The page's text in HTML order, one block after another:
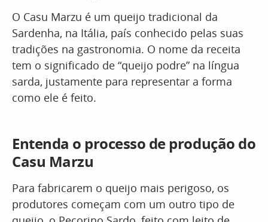
O Casu Marzu é um queijo tradicional da
Sardenha, na Itália, país conhecido pelas suas
tradições na gastronomia. O nome da receita
tem o significado de “queijo podre” na língua
sarda, justamente para representar a forma
como ele é feito.
Entenda o processo de produção do
Casu Marzu
Para fabricarem o queijo mais perigoso, os
produtores começam com um outro tipo de